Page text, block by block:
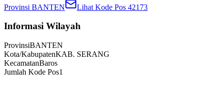
Provinsi BANTEN Lihat Kode Pos 42173
Informasi Wilayah
ProvinsiBANTEN
Kota/KabupatenKAB. SERANG
KecamatanBaros
Jumlah Kode Pos1